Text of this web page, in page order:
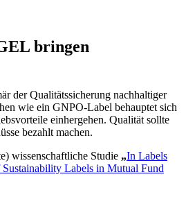
bringen
der Qualitätssicherung nachhaltiger
wie ein GNPO-Label behauptet sich
einhergehen. Qualität sollte
bezahlt machen.
wissenschaftliche Studie „In Labels
Labels in Mutual Fund